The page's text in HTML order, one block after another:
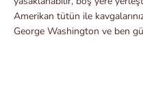
Amerikan tütün ile
George Washington ve ben